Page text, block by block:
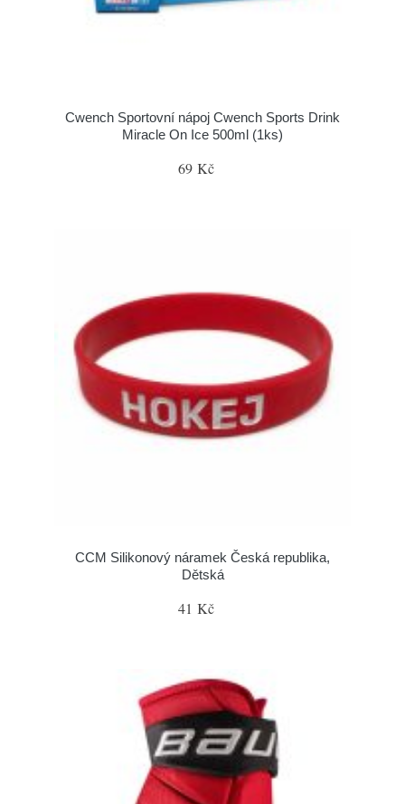
Cwench Sportovní nápoj Cwench Sports Drink
Miracle On Ice 500ml (1ks)
69 Kč
CCM Silikonový náramek Česká republika,
Dětská
41 Kč